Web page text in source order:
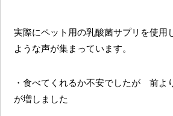
実際にペット用の乳酸菌サプリを使用
ような声が集まっています。
・食べてくれるか不安でしたが 前よ
が増しました